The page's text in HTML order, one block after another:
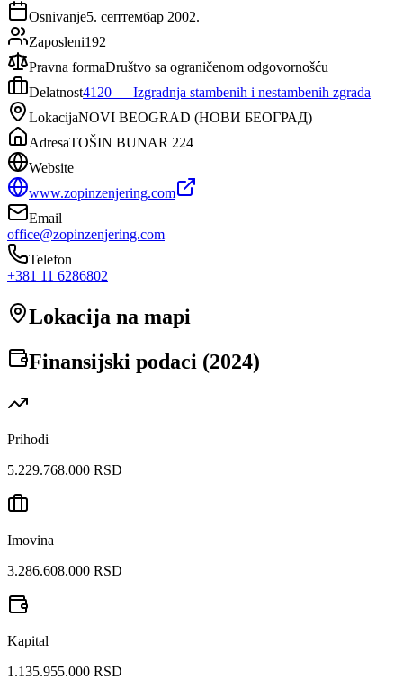
Osnivanje5. септембар 2002.
Zaposleni192
Pravna formaDruštvo sa ograničenom odgovornošću
Delatnost4120 — Izgradnja stambenih i nestambenih zgrada
LokacijaNOVI BEOGRAD (НОВИ БЕОГРАД)
AdresaTOŠIN BUNAR 224
Website
www.zopinzenjering.com
Email
office@zopinzenjering.com
Telefon
+381 11 6286802
Lokacija na mapi
Finansijski podaci (2024)
Prihodi
5.229.768.000 RSD
Imovina
3.286.608.000 RSD
Kapital
1.135.955.000 RSD